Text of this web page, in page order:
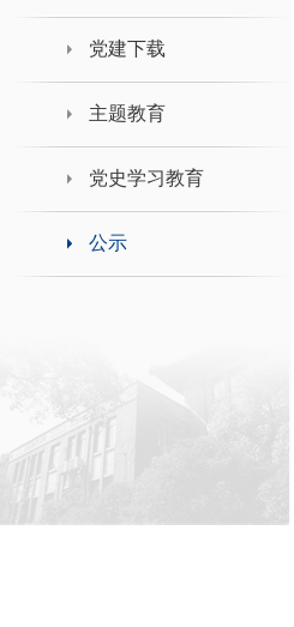
党建下载
主题教育
党史学习教育
公示